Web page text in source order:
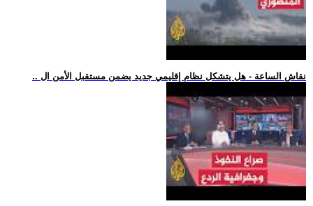
.. نقاش الساعة - هل يتشكل نظام إقليمي جديد يضمن مستقبل الأمن ال